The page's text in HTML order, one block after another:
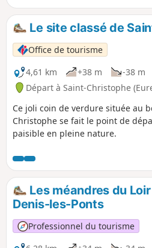
Le site classé de
Office de tourisme
4,61 km
+38 m -38 m
Départ à Saint-Christophe
Ce joli coin de verdure située au
Christophe se fait le point de
paisible en pleine nature.
Les méandres du
Denis-les-Ponts
Professionnel du tourisme